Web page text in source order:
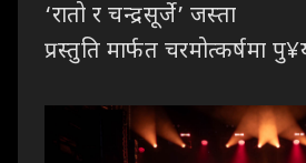
‘रातो र चन्द्रसूर्जे’ जस्ता
प्रस्तुति मार्फत चरमोत्कर्षमा पु¥